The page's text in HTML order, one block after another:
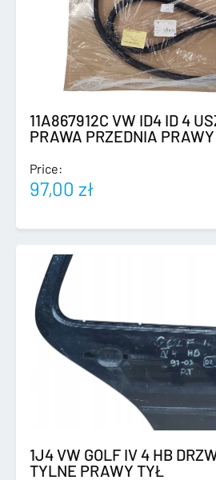
11A867912C VW ID4 ID 4
PRAWA PRZEDNIA
Price:
97,00 zł
1J4 VW GOLF IV 4 HB
TYLNE PRAWY TYŁ